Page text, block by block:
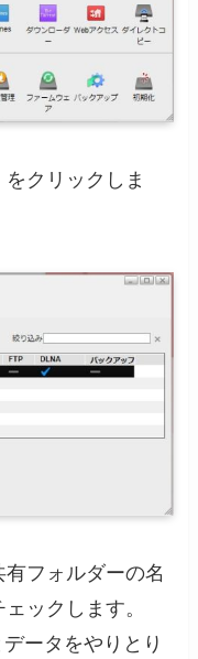
クリックしま
フォルダーの名
ックします。
ータをやりとり